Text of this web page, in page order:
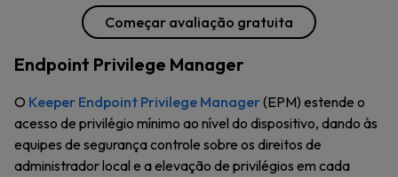
Começar avaliação gratuita
Endpoint Privilege Manager
O Keeper Endpoint Privilege Manager(EPM) estende o
acesso de privilégio mínimo ao nível do dispositivo, dando às
equipes de segurança controle sobre os direitos de
administrador local e a elevação de privilégios em cada